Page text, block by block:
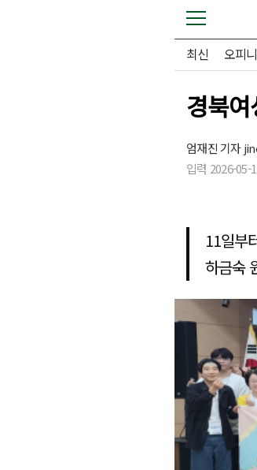
최신 오피
경북
엄재진 기자
입력 2026-05-
11일부
하금숙